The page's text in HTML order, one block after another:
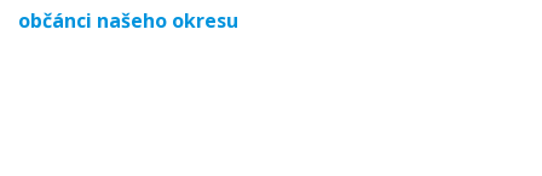
občánci našeho okresu